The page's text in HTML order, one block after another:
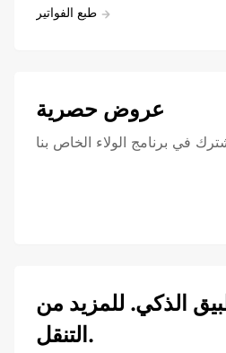
طبع الفواتير
عروض حصرية
في برنامج الولاء الخاص بنا
الذكي. للمزيد من
التنقل.